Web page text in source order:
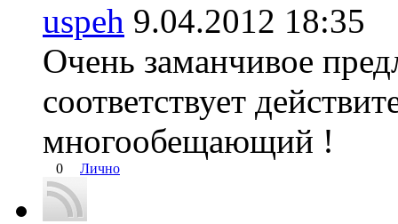
uspeh 9.04.2012
Очень заманчивое
соответствует
многообещающий !
0 Лично